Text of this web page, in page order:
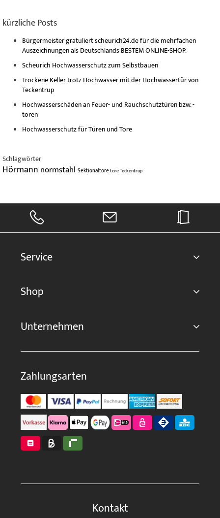
kürzliche Posts
Bürgermeister gratuliert scheurich24.de für die mehrfachen
Auszeichnungen als Deutschlands BESTEM ONLINE-SHOP.
Scheurich Hochwasserschutz zum Selbstbauen
Trockene Keller trotz Hochwasser mit der Hochwassertür von
Teckentrup
Hochwasserschäden an Feuer- und Rauchschutztüren bzw. -
toren
Hochwasserschutz für Türen und Tore
Schlagwörter
Hörmann normstahl SektionaltoretoreTeckentrup
Service
Shop
Unternehmen
Zahlungsarten
Kontakt